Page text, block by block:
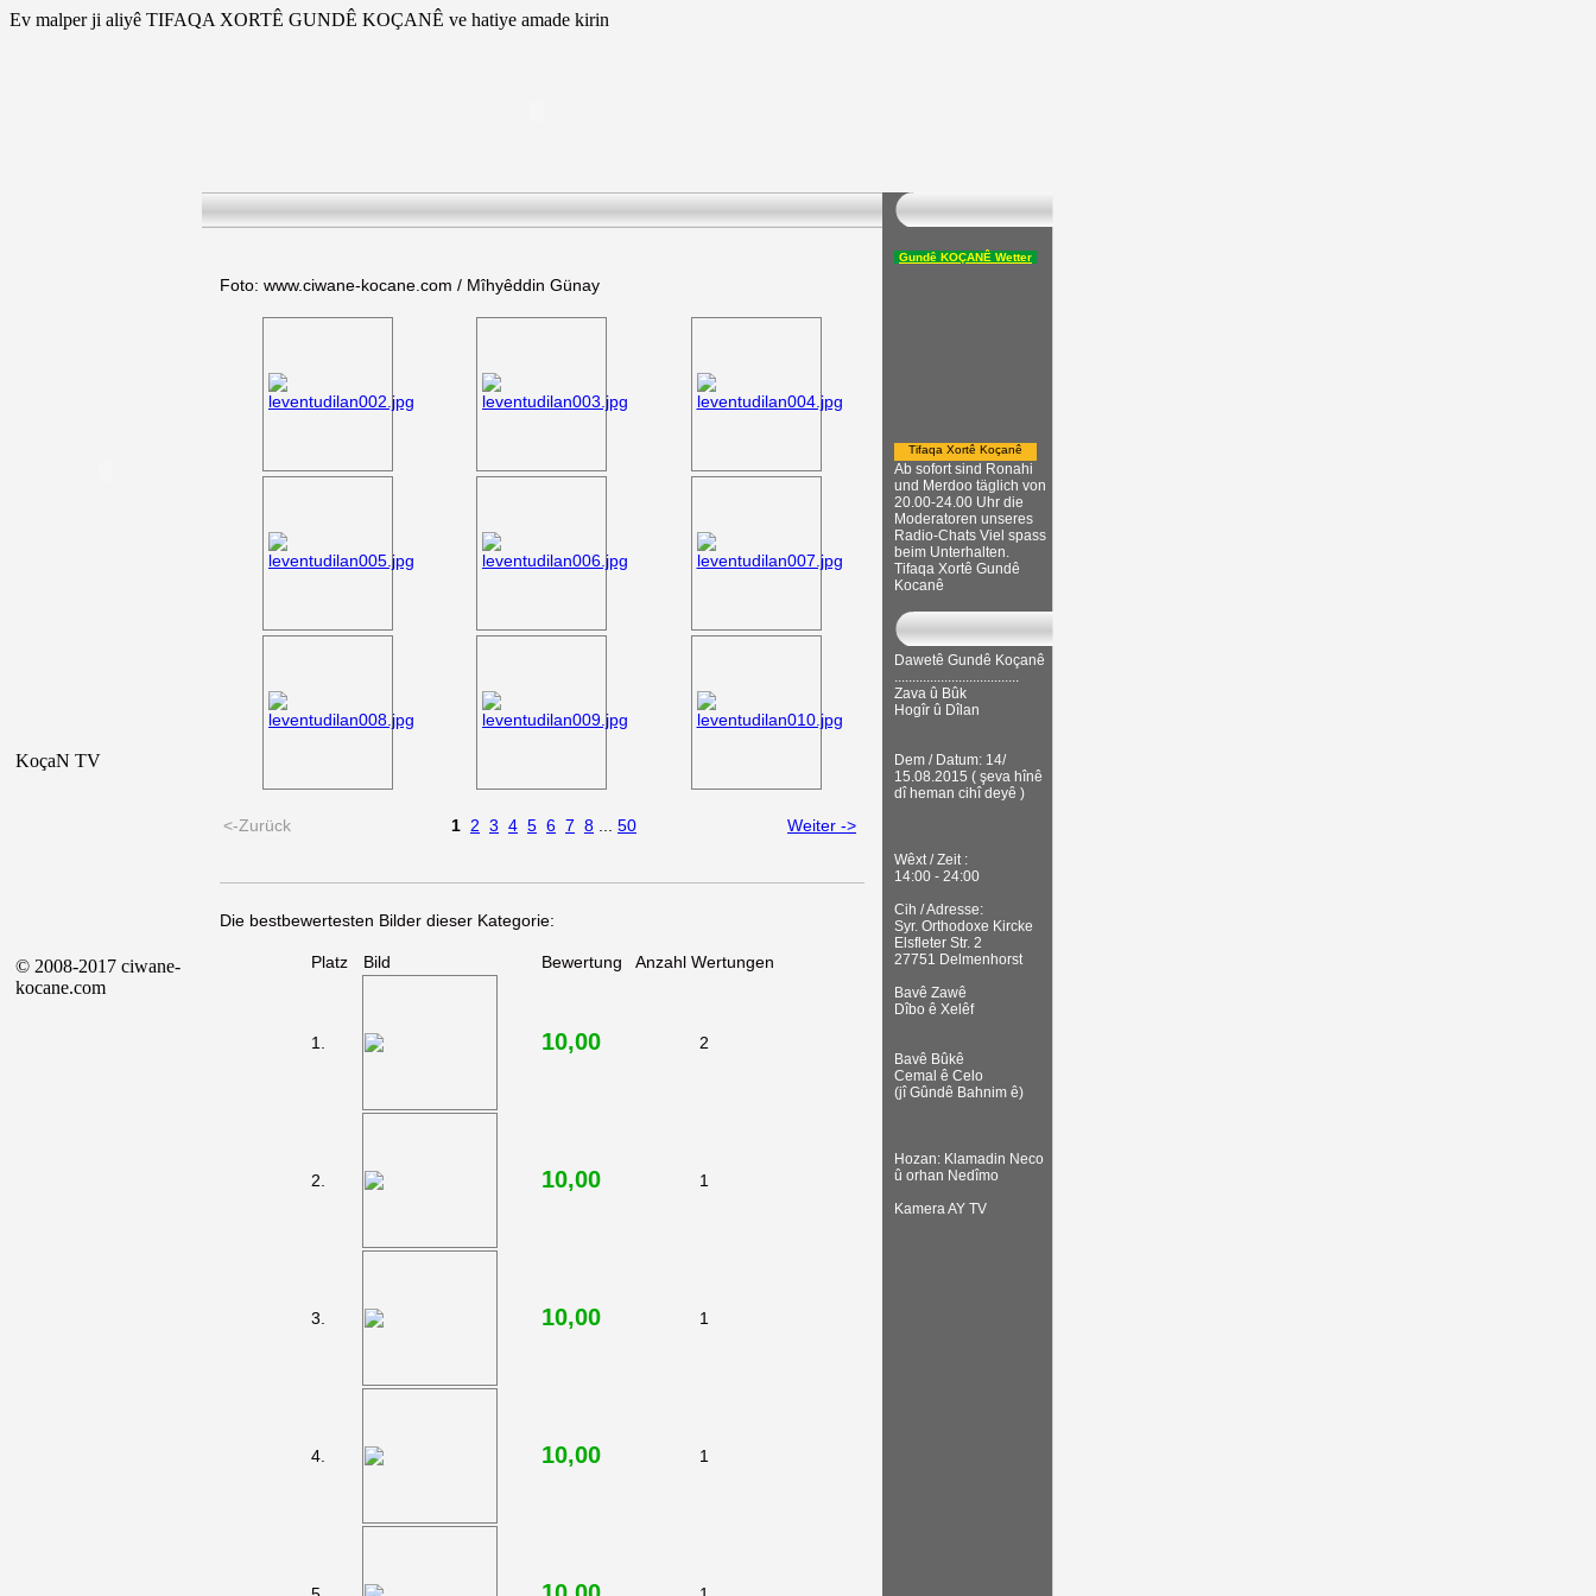
Ev malper ji aliyê TIFAQA XORTÊ GUNDÊ KOÇANÊ ve hatiye amade kirin
KoçaN TV
© 2008-2017 ciwane-
kocane.com
Foto: www.ciwane-kocane.com / Mîhyêddin Günay
<-Zurück 1 2 3 4 5 6 7 8 50 Weiter ->
Die bestbewertesten Bilder dieser Kategorie:
Platz Bild Bewertung Anzahl Wertungen
1. 10,00 2
2. 10,00 1
3. 10,00 1
4. 10,00 1
Gundê KOÇANÊ Wetter
Tifaqa Xortê Koçanê
Ab sofort sind Ronahi
und Merdoo täglich von
20.00-24.00 Uhr die
Moderatoren unseres
Radio-Chats Viel spass
beim Unterhalten.
Tifaqa Xortê Gundê
Kocanê
Dawetê Gundê Koçanê
...................................
Zava û Bûk
Hogîr û Dîlan
Dem / Datum: 14/
15.08.2015 ( şeva hînê
dî heman cihî deyê )
Wêxt / Zeit :
14:00 - 24:00
Cih / Adresse:
Syr. Orthodoxe Kircke
Elsfleter Str. 2
27751 Delmenhorst
Bavê Zawê
Dîbo ê Xelêf
Bavê Bûkê
Cemal ê Celo
(jî Gûndê Bahnim ê)
Hozan: Klamadin Neco
û orhan Nedîmo
Kamera AY TV